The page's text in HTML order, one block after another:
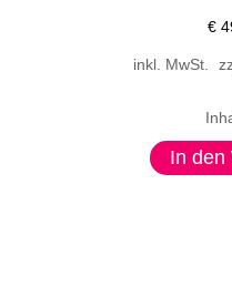
€
inkl. MwSt.
In den